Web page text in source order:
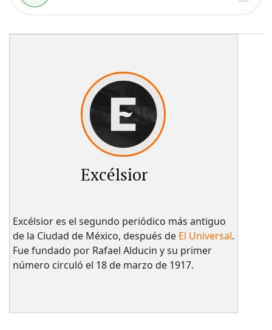
Excélsior
Excélsior es el segundo periódico más antiguo
de la Ciudad de México, después de El Universal.
Fue fundado por Rafael Alducin y su primer
número circuló el 18 de marzo de 1917.